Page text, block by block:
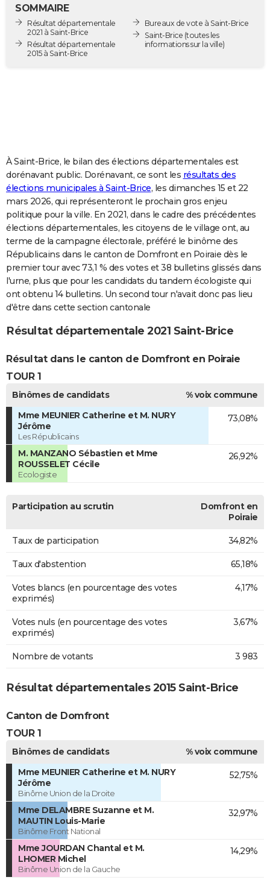
Destinations
City break
Voyage nature
Voyage de noces
Forum
Climat
GUIDES D'ACHAT
COPAINS D'AVANT
S'inscrire
Se connecter
Lycées
Collèges
Primaires
Universités
Entreprises
Service militaire
Avis de recherche
AVIS DE DÉCÈS
FORUM
Bricolage
Lifestyle
Culture
Sport
Auto
Television
Voyage
Cinema
SOMMAIRE
Résultat départementale
2021 à Saint-Brice
Résultat départementale
2015 à Saint-Brice
Bureaux de vote à Saint-Brice
Saint-Brice (toutes les
informations sur la ville)
À Saint-Brice, le bilan des élections départementales est
dorénavant public. Dorénavant, ce sont les résultats des
élections municipales à Saint-Brice, les dimanches 15 et 22
mars 2026, qui représenteront le prochain gros enjeu
politique pour la ville. En 2021, dans le cadre des précédentes
élections départementales, les citoyens de le village ont, au
terme de la campagne électorale, préféré le binôme des
Républicains dans le canton de Domfront en Poiraie dès le
premier tour avec 73,1 % des votes et 38 bulletins glissés dans
l'urne, plus que pour les candidats du tandem écologiste qui
ont obtenu 14 bulletins. Un second tour n'avait donc pas lieu
d'être dans cette section cantonale
Résultat départementale 2021 Saint-Brice
Résultat dans le canton de Domfront en Poiraie
TOUR 1
Binômes de candidats
% voix commune
Mme MEUNIER Catherine et M. NURY
Jérôme
Les Républicains
73,08%
M. MANZANO Sébastien et Mme
ROUSSELET Cécile
Ecologiste
26,92%
Participation au scrutin
Domfront en
Poiraie
Taux de participation 34,82%
Taux d'abstention 65,18%
Votes blancs (en pourcentage des votes
exprimés)
4,17%
Votes nuls (en pourcentage des votes
exprimés)
3,67%
Nombre de votants 3 983
Résultat départementales 2015 Saint-Brice
Canton de Domfront
TOUR 1
Binômes de candidats
% voix commune
Mme MEUNIER Catherine et M. NURY
Jérôme
Binôme Union de la Droite
52,75%
Mme DELAMBRE Suzanne et M.
MAUTIN Louis-Marie
Binôme Front National
32,97%
Mme JOURDAN Chantal et M.
LHOMER Michel
Binôme Union de la Gauche
14,29%